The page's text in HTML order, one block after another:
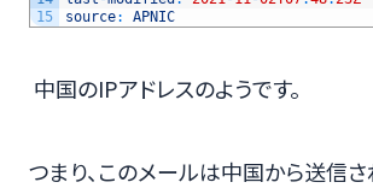
15
source: APNIC
中国のIPアドレスのようです。
つまり、このメールは中国から送信